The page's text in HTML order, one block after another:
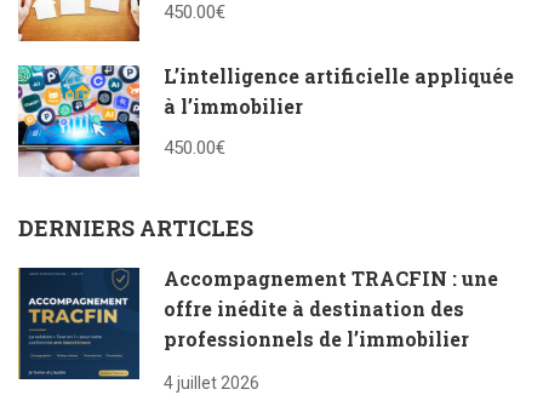
450.00€
L’intelligence artificielle appliquée
à l’immobilier
450.00€
DERNIERS ARTICLES
Accompagnement TRACFIN : une
offre inédite à destination des
professionnels de l’immobilier
4 juillet 2026